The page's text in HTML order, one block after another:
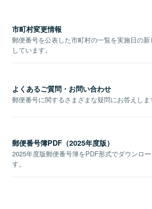
市町村変更情報
郵便番号を公表した市町村の一覧を実施日の
しています。
よくあるご質問・お問い合わせ
郵便番号に関するさまざまな疑問にお答えしま
郵便番号簿PDF（2025年度版）
2025年度版郵便番号簿をPDF形式でダウンロー
す。